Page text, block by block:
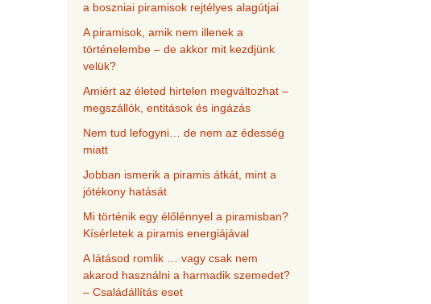
a boszniai piramisok rejtélyes alagútjai
A piramisok, amik nem illenek a
történelembe – de akkor mit kezdjünk
velük?
Amiért az életed hirtelen megváltozhat –
megszállók, entitások és ingázás
Nem tud lefogyni… de nem az édesség
miatt
Jobban ismerik a piramis átkát, mint a
jótékony hatását
Mi történik egy élőlénnyel a piramisban?
Kísérletek a piramis energiájával
A látásod romlik … vagy csak nem
akarod használni a harmadik szemedet?
– Családállítás eset